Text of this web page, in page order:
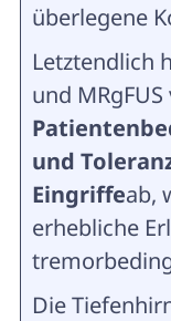
überlegene
Letztendlich
und MRgFUS
und
Eingriffeab,
erhebliche
Die